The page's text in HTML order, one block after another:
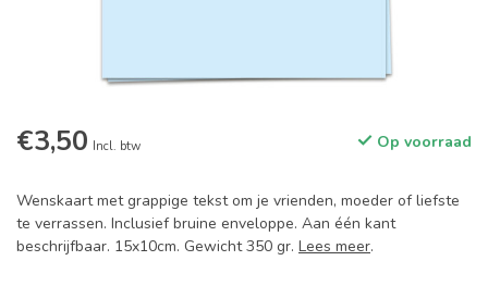
€3,50 Incl. btw Op voorraad
Wenskaart met grappige tekst om je vrienden, moeder of liefste
te verrassen. Inclusief bruine enveloppe. Aan één kant
beschrijfbaar. 15x10cm. Gewicht 350 gr. Lees meer.